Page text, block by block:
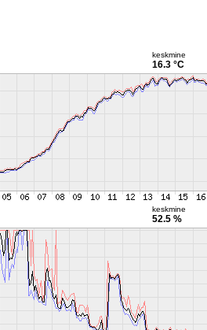
keskmine
16.3 °C
keskmine
52.5 %